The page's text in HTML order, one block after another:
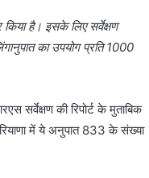
है। इसके लिए सर्वेक्षण
का उपयोग प्रति 1000
सर्वेक्षण की रिपोर्ट के मुताबिक
में ये अनुपात 833 के संख्या